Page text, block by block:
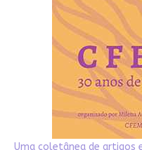
Uma coletânea de artigos